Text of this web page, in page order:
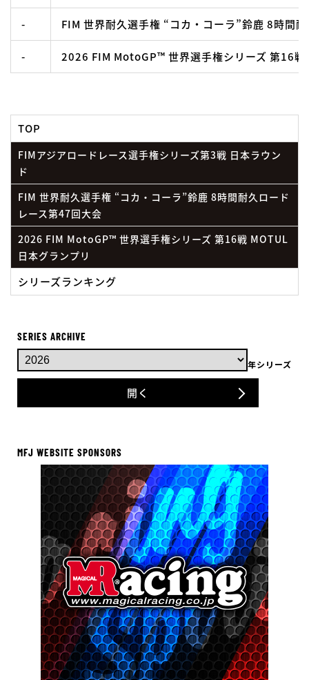
- FIM 世界耐久選手権 “コカ・コーラ”鈴鹿 8時間
- 2026 FIM MotoGP™ 世界選手権シリーズ 第16戦
TOP
FIMアジアロードレース選手権シリーズ第3戦 日本ラウン
ド
FIM 世界耐久選手権 “コカ・コーラ”鈴鹿 8時間耐久ロード
レース第47回大会
2026 FIM MotoGP™ 世界選手権シリーズ 第16戦 MOTUL
日本グランプリ
シリーズランキング
SERIES ARCHIVE
年シリーズ
開く
MFJ WEBSITE SPONSORS